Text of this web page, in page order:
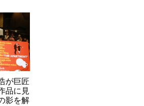
が巨匠
品に見
影を解